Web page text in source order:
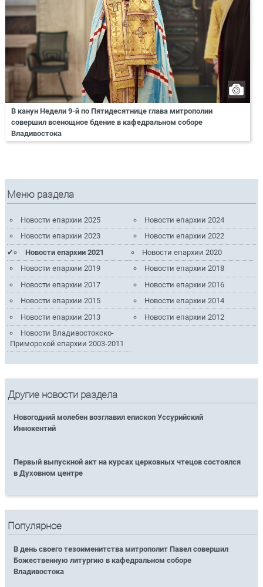
В канун Недели 9-й по Пятидесятнице глава митрополии
совершил всенощное бдение в кафедральном соборе
Владивостока
Меню раздела
Новости епархии 2025
Новости епархии 2024
Новости епархии 2023
Новости епархии 2022
Новости епархии 2021
Новости епархии 2020
Новости епархии 2019
Новости епархии 2018
Новости епархии 2017
Новости епархии 2016
Новости епархии 2015
Новости епархии 2014
Новости епархии 2013
Новости епархии 2012
Новости Владивостокско-
Приморской епархии 2003-2011
Другие новости раздела
Новогодний молебен возглавил епископ Уссурийский
Иннокентий
Первый выпускной акт на курсах церковных чтецов состоялся
в Духовном центре
Популярное
В день своего тезоименитства митрополит Павел совершил
Божественную литургию в кафедральном соборе
Владивостока